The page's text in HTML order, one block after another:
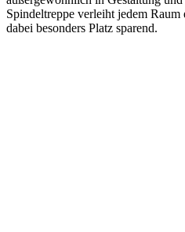
Spindeltreppe verleiht jedem
dabei besonders Platz sparend.